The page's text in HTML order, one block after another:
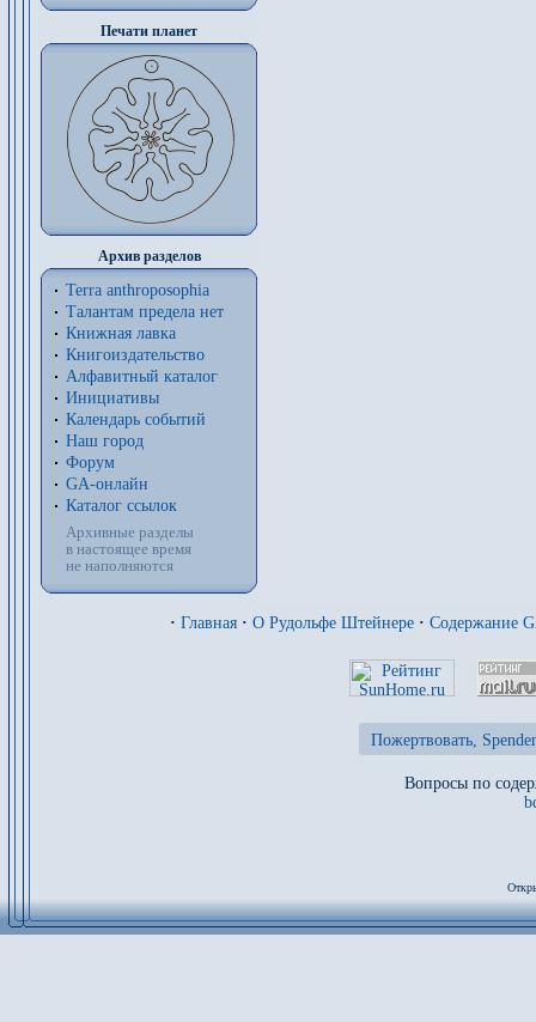
Печати планет
Архив разделов
Terra anthroposophia
Талантам предела нет
Книжная лавка
Книгоиздательство
Алфавитный каталог
Инициативы
Календарь событий
Наш город
Форум
GA-онлайн
Каталог ссылок
Архивные разделы
в настоящее время
не наполняются
· Главная · О Рудольфе Штейнере · Содержание
Пожертвовать,
Вопросы по